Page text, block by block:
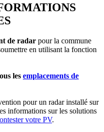
de radar pour la commune
en utilisant la fonction
les emplacements de
pour un radar installé sur
informations sur les solutions
votre PV.